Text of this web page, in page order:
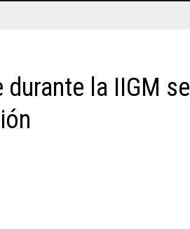
la IIGM se